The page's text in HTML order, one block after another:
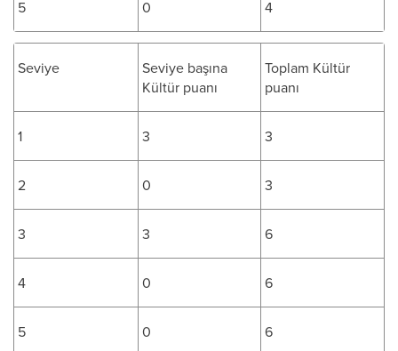
5 0 4
Seviye
Seviye başına
Kültür puanı
Toplam Kültür
puanı
1 3 3
2 0 3
3 3 6
4 0 6
5 0 6